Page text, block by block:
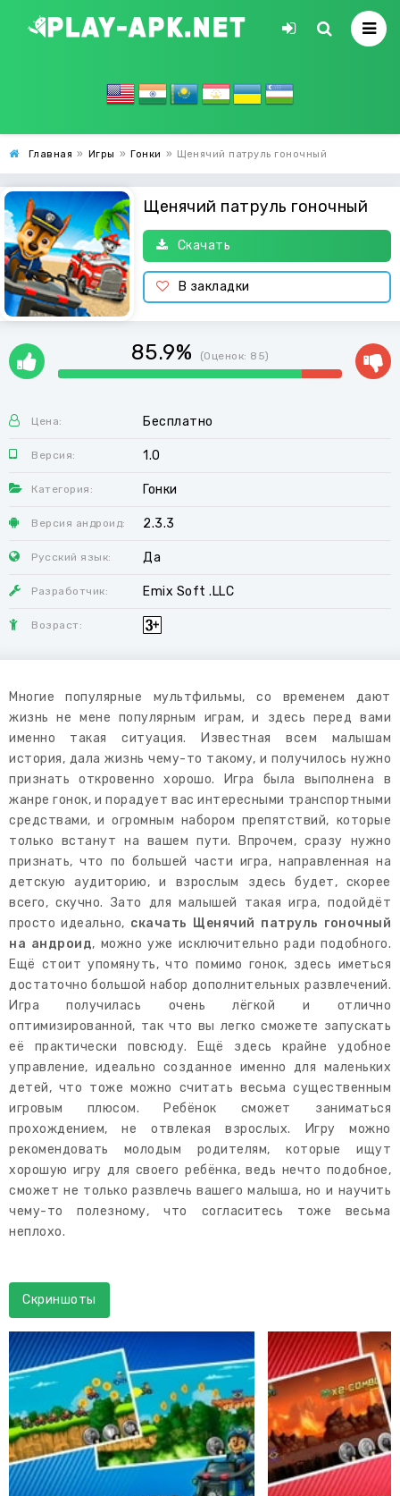
Главная » Игры » Гонки » Щенячий патруль гоночный
Щенячий патруль гоночный
Скачать
В закладки
85.9% (Оценок: 85)
Цена: Бесплатно
Версия: 1.0
Категория: Гонки
Версия андроид: 2.3.3
Русский язык: Да
Разработчик: Emix Soft .LLC
Возраст:
Многие популярные мультфильмы, со временем дают
жизнь не мене популярным играм, и здесь перед вами
именно такая ситуация. Известная всем малышам
история, дала жизнь чему-то такому, и получилось нужно
признать откровенно хорошо. Игра была выполнена в
жанре гонок, и порадует вас интересными транспортными
средствами, и огромным набором препятствий, которые
только встанут на вашем пути. Впрочем, сразу нужно
признать, что по большей части игра, направленная на
детскую аудиторию, и взрослым здесь будет, скорее
всего, скучно. Зато для малышей такая игра, подойдёт
просто идеально, скачать Щенячий патруль гоночный
на андроид, можно уже исключительно ради подобного.
Ещё стоит упомянуть, что помимо гонок, здесь иметься
достаточно большой набор дополнительных развлечений.
Игра получилась очень лёгкой и отлично
оптимизированной, так что вы легко сможете запускать
её практически повсюду. Ещё здесь крайне удобное
управление, идеально созданное именно для маленьких
детей, что тоже можно считать весьма существенным
игровым плюсом. Ребёнок сможет заниматься
прохождением, не отвлекая взрослых. Игру можно
рекомендовать молодым родителям, которые ищут
хорошую игру для своего ребёнка, ведь нечто подобное,
сможет не только развлечь вашего малыша, но и научить
чему-то полезному, что согласитесь тоже весьма
неплохо.
Скриншоты